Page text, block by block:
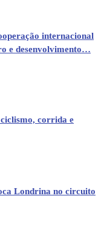
internacional
e desenvolvimento…
corrida e
Londrina no circuito